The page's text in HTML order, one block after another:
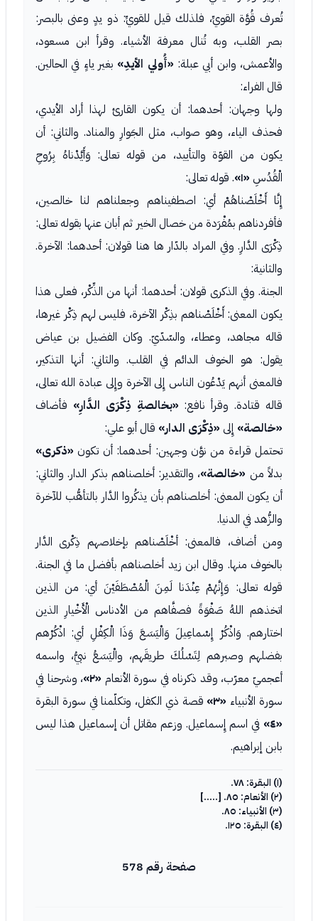
تُعرف قُوَّة القويِّ، فلذلك قيل للقويِّ: ذو يدٍ وعنى بالبصر:
بصر القلب، وبه تُنال معرفة الأشياء. وقرأ ابن مسعود،
والأعمش، وابن أبي عبلة: «أُولي الأيدِ» بغير ياءٍ في الحالين.
قال الفراء:
ولها وجهان: أحدهما: أن يكون القارئ لهذا أراد الأيدي،
فحذف الياء، وهو صواب، مثل الجَوارِ والمناد. والثاني: أن
يكون من القوّة والتأييد، من قوله تعالى: وَأَيَّدْناهُ بِرُوحِ
الْقُدُسِ «١» . قوله تعالى:
إِنَّا أَخْلَصْناهُمْ أي: اصطفيناهم وجعلناهم لنا خالصين،
فأفردناهم بمُفْرَدة من خصال الخير ثم أبان عنها بقوله تعالى:
ذِكْرَى الدَّارِ. وفي المراد بالدّار ها هنا قولان: أحدهما: الآخرة.
والثانية:
الجنة. وفي الذكرى قولان: أحدهما: أنها من الذِّكْر، فعلى هذا
يكون المعنى: أَخْلَصْناهم بذِكْر الآخرة، فليس لهم ذِكْر غيرها،
قاله مجاهد، وعطاء، والسّدّيّ. وكان الفضيل بن عياض
يقول: هو الخوف الدائم في القلب. والثاني: أنها التذكير،
فالمعنى أنهم يَدْعُون الناس إِلى الآخرة وإِلى عبادة الله تعالى،
قاله قتادة. وقرأ نافع: «بخالصةِ ذِكْرَى الدَّارِ» فأضاف
«خالصة» إِلى «ذِكْرَى الدار» قال أبو علي:
تحتمل قراءة من نوَّن وجهين: أحدهما: أن تكون «ذكرى»
بدلاً من «خالصة»، والتقدير: أخلصناهم بذكر الدار. والثاني:
أن يكون المعنى: أخلصناهم بأن يذكُروا الدَّار بالتأهُّب للآخرة
والزُّهد في الدنيا.
ومن أضاف، فالمعنى: أخْلَصْناهم بإخلاصهم ذِكْرى الدَّار
بالخوف منها. وقال ابن زيد أخلصناهم بأفضل ما في الجنة.
قوله تعالى: وَإِنَّهُمْ عِنْدَنا لَمِنَ الْمُصْطَفَيْنَ أي: من الذين
اتخذهم اللهُ صَفْوَةً فصفَّاهم من الأدناس الْأَخْيارِ الذين
اختارهم. وَاذْكُرْ إِسْماعِيلَ وَالْيَسَعَ وَذَا الْكِفْلِ أي: اذْكُرْهم
بفضلهم وصبرهم لِتَسْلُكَ طريقَهم، والْيَسَعُ نبيُّ، واسمه
أعجميّ معرّب، وقد ذكرناه في سورة الأنعام «٢»
، وشرحنا في
سورة الأنبياء «٣»
قصة ذي الكفل، وتكلّمنا في سورة البقرة
«٤»
في اسم إِسماعيل. وزعم مقاتل أن إسماعيل هذا ليس
بابن إبراهيم.
(١) البقرة: ٧٨.
(٢) الأنعام: ٨٥. [.....]
(٣) الأنبياء: ٨٥.
(٤) البقرة: ١٢٥.
صفحة رقم 578